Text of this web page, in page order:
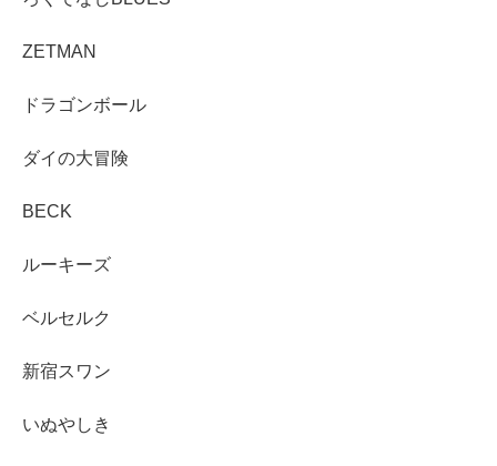
ZETMAN
ドラゴンボール
ダイの大冒険
BECK
ルーキーズ
ベルセルク
新宿スワン
いぬやしき